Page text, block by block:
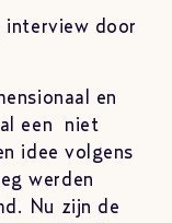
interview door
en
een niet
idee volgens
werden
Nu zijn de